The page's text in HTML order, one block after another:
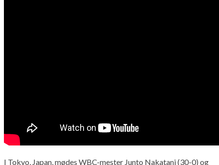
I Tokyo, Japan, mødes WBC-mester Junto Nakatani (30-0) og